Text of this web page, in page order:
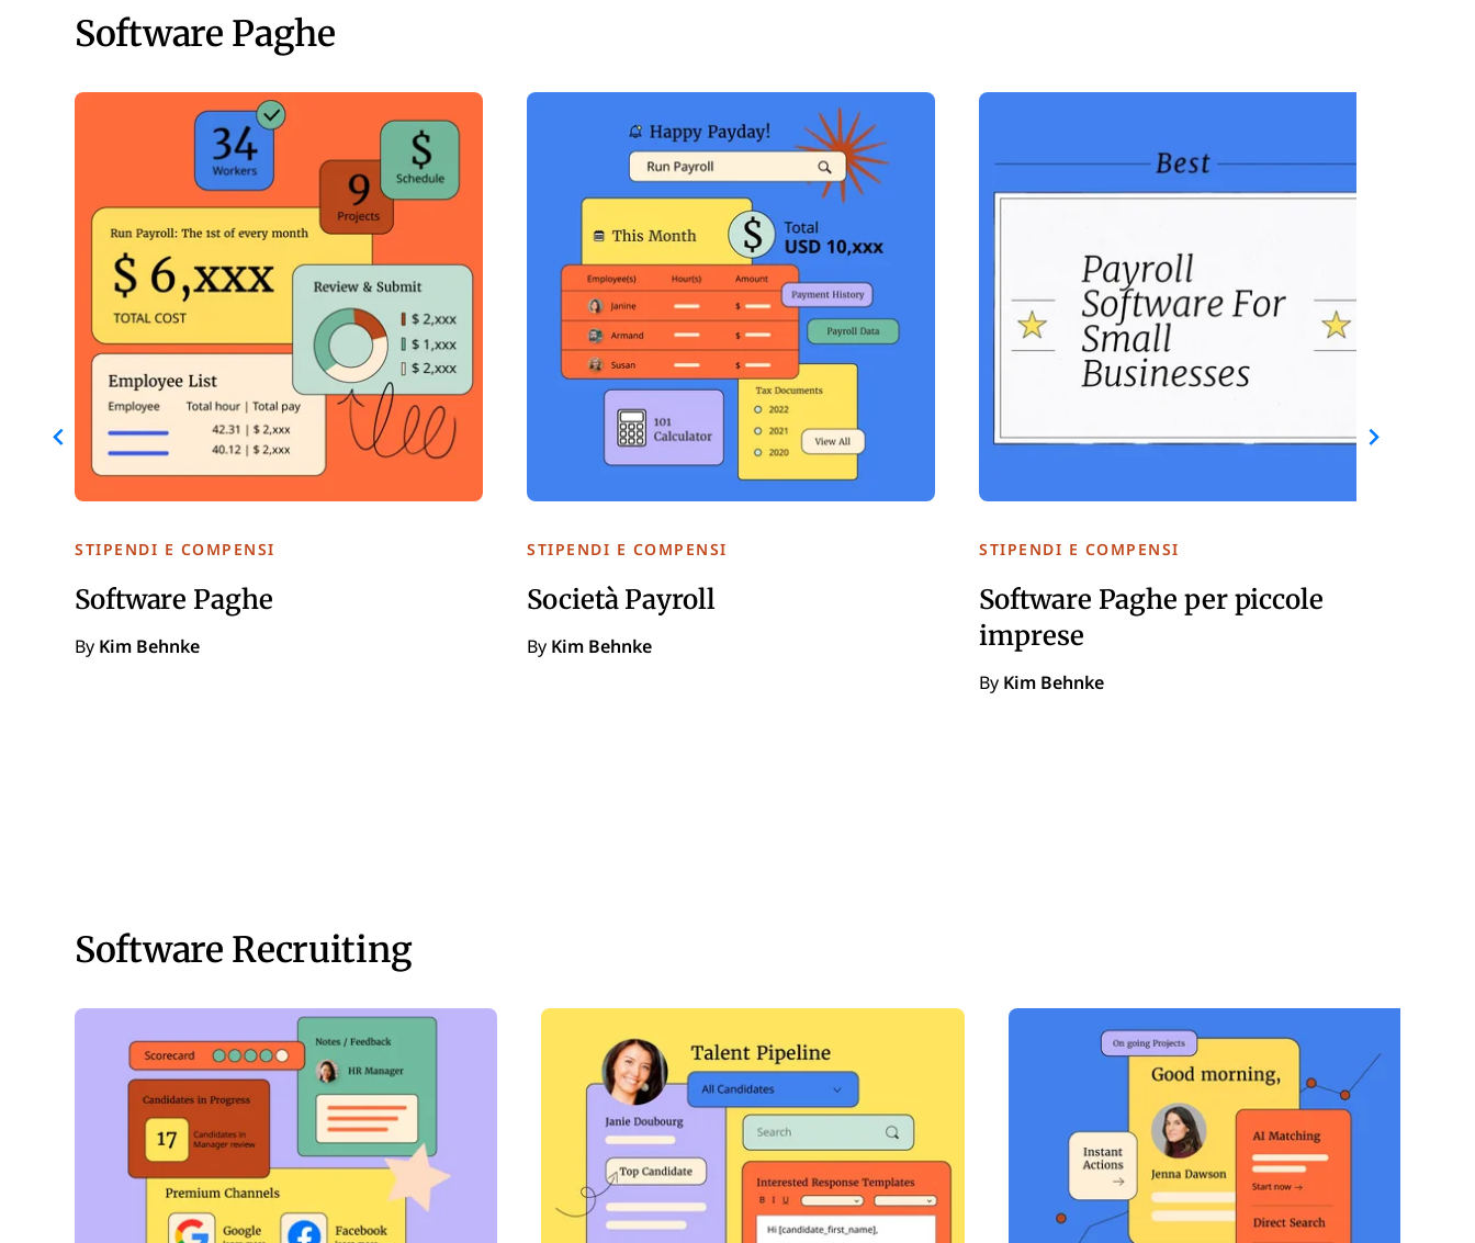
Software Paghe
STIPENDI E COMPENSI
Software Paghe
By Kim Behnke
STIPENDI E COMPENSI
Società Payroll
By Kim Behnke
STIPENDI E COMPENSI
Software Paghe per piccole
imprese
By Kim Behnke
Software Recruiting